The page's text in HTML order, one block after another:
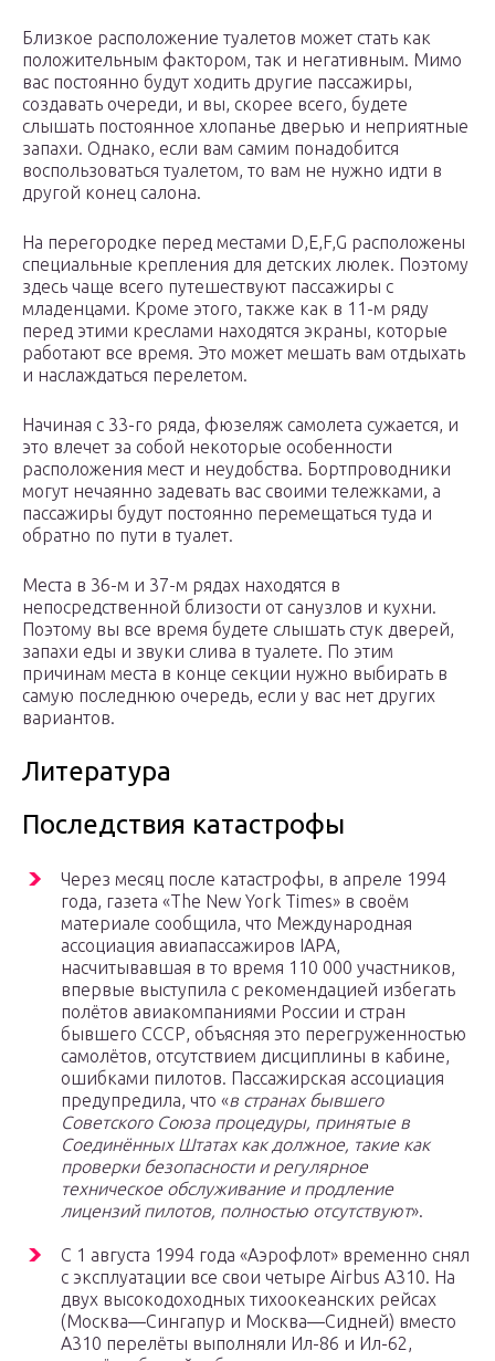
Близкое расположение туалетов может стать как
положительным фактором, так и негативным. Мимо
вас постоянно будут ходить другие пассажиры,
создавать очереди, и вы, скорее всего, будете
слышать постоянное хлопанье дверью и неприятные
запахи. Однако, если вам самим понадобится
воспользоваться туалетом, то вам не нужно идти в
другой конец салона.
На перегородке перед местами D,E,F,G расположены
специальные крепления для детских люлек. Поэтому
здесь чаще всего путешествуют пассажиры с
младенцами. Кроме этого, также как в 11-м ряду
перед этими креслами находятся экраны, которые
работают все время. Это может мешать вам отдыхать
и наслаждаться перелетом.
Начиная с 33-го ряда, фюзеляж самолета сужается, и
это влечет за собой некоторые особенности
расположения мест и неудобства. Бортпроводники
могут нечаянно задевать вас своими тележками, а
пассажиры будут постоянно перемещаться туда и
обратно по пути в туалет.
Места в 36-м и 37-м рядах находятся в
непосредственной близости от санузлов и кухни.
Поэтому вы все время будете слышать стук дверей,
запахи еды и звуки слива в туалете. По этим
причинам места в конце секции нужно выбирать в
самую последнюю очередь, если у вас нет других
вариантов.
Литература
Последствия катастрофы
Через месяц после катастрофы, в апреле 1994
года, газета «The New York Times» в своём
материале сообщила, что Международная
ассоциация авиапассажиров IAPA,
насчитывавшая в то время 110 000 участников,
впервые выступила с рекомендацией избегать
полётов авиакомпаниями России и стран
бывшего СССР, объясняя это перегруженностью
самолётов, отсутствием дисциплины в кабине,
ошибками пилотов. Пассажирская ассоциация
предупредила, что «в странах бывшего
Советского Союза процедуры, принятые в
Соединённых Штатах как должное, такие как
проверки безопасности и регулярное
техническое обслуживание и продление
лицензий пилотов, полностью отсутствуют».
C 1 августа 1994 года «Аэрофлот» временно снял
с эксплуатации все свои четыре Airbus А310. На
двух высокодоходных тихоокеанских рейсах
(Москва—Сингапур и Москва—Сидней) вместо
A310 перелёты выполняли Ил-86 и Ил-62,